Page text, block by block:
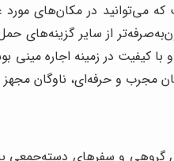
می‌توانید در مکان‌های
از سایر گزینه‌های
و با کیفیت در زمینه اجاره
و سفرهای دسته‌جمعی